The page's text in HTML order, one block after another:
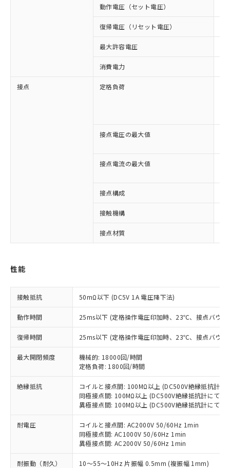
動作電圧（セット電圧）
復帰電圧（リセット電圧）
最大許容電圧
消費電力
接点 定格負荷
接点電圧の最大値
接点電流の最大値
接点構成
接触機構
接点材質
性能
接触抵抗 50mΩ以下 (DC5V 1A 電圧降下法)
動作時間 25ms以下 (定格操作電圧印加時、23℃、接点バウン
復帰時間 25ms以下 (定格操作電圧印加時、23℃、接点バウン
最大開閉頻度
機械的: 18000回/時間
定格負荷: 1800回/時間
絶縁抵抗
コイルと接点間: 100MΩ以上 (DC500V絶縁抵抗計に
同極接点間: 100MΩ以上 (DC500V絶縁抵抗計にて)
異極接点間: 100MΩ以上 (DC500V絶縁抵抗計にて)
耐電圧
コイルと接点間: AC2000V 50/60Hz 1min
同極接点間: AC1000V 50/60Hz 1min
異極接点間: AC2000V 50/60Hz 1min
耐振動（耐久） 10～55～10Hz 片振幅 0.5mm (複振幅 1mm)
ご利用条件
以下の条件をお読みいただき、同意のうえ
ご利用ください。
本サービスは、当社制御機器事業取扱
商品の当社在庫状況および標準価格
(税抜)を提供させていただくもので
当社制御機器事業取扱商品の中には、
本サービスの対象外となる商品もある
ことをご了承ください。
在庫状況および標準価格照会結果は、
記載している更新日時点での社内デー
タに基づき作成されるものであり、閲
覧された時点での実際の在庫および標
有に対応した製品に切り替える予定のある
商品です。
対応予定なし：EU RoHS指令（10物質）の
非含有に非対応の商品で、対応品を出す予
定はありません。
調査・確認中：EU RoHS指令（10物質）の
非含有の対応状況を調査中または確認中の
非該当品：ライセンス料など無形物で、有
害物質有無と関係のない商品です。
仕入先様の事情により、非含有部品として
いたものが、含有品と判明した場合などや
むを得ず変更することがあります。
*EU RoHS指令（10物質）：
鉛(Pb) 1000ppm以下、 水銀(Hg) 1000ppm以下、 カド
ミウム(Cd) 100ppm以下、
六価クロム(Cr(Ⅵ)) 1000ppm以下、ポリ臭化ビフェニル
※1 中国RoHS○×表
「○」：最大均質材料含有率が中国RoHSの
基準値以下であることを示します。
「×」：最大均質材料含有率が中国RoHSの
基準値を超えていることを示します。
「－」：未確認です。当社販売部門へお問
い合わせください。
ム) : 100ppm、
当社は、これら貴社製品のうち、外国
為替および外国貿易法に定める商品
（以下｢規制貨物等」という）を輸出
または国外への提供する場合は、日本
国政府の輸出許可(または役務取引許
可)を取得するなどの必要な手続きを
説明